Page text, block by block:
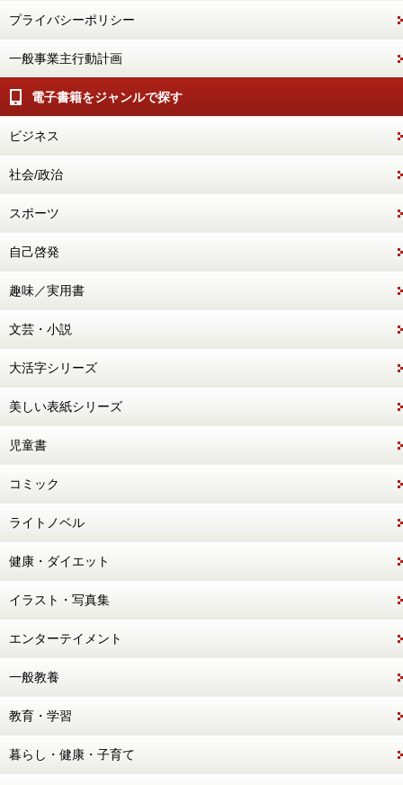
プライバシーポリシー
一般事業主行動計画
電子書籍をジャンルで探す
ビジネス
社会/政治
スポーツ
自己啓発
趣味／実用書
文芸・小説
大活字シリーズ
美しい表紙シリーズ
児童書
コミック
ライトノベル
健康・ダイエット
イラスト・写真集
エンターテイメント
一般教養
教育・学習
暮らし・健康・子育て